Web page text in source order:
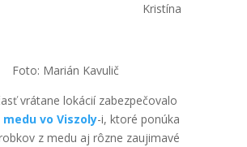
Kristína
Foto: Marián Kavulič
vrátane lokácií zabezpečovalo
vo Viszoly-i, ktoré ponúka
z medu aj rôzne zaujimavé